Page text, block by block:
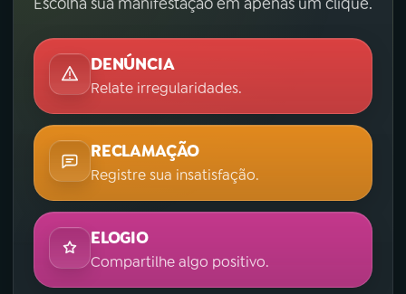
DENÚNCIA
Relate irregularidades.
RECLAMAÇÃO
Registre sua insatisfação.
ELOGIO
Compartilhe algo positivo.